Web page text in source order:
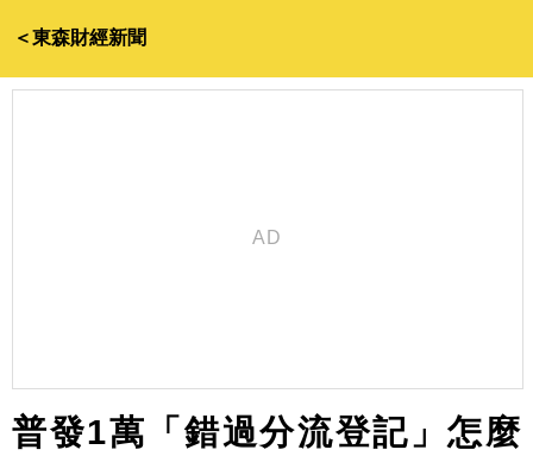
＜東森財經新聞
普發1萬「錯過分流登記」怎麼